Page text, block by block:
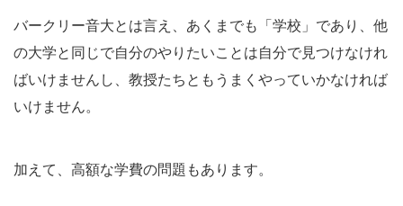
バークリー音大とは言え、あくまでも「学校」であり、他
の大学と同じで自分のやりたいことは自分で見つけなけれ
ばいけませんし、教授たちともうまくやっていかなければ
いけません。
加えて、高額な学費の問題もあります。